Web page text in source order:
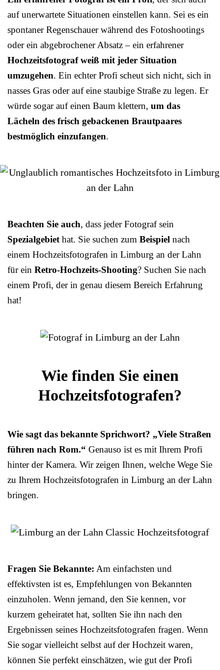
auf unerwartete Situationen einstellen kann. Sei es ein
spontaner Regenschauer während des Fotoshootings
oder ein abgebrochener Absatz – ein erfahrener
Hochzeitsfotograf weiß mit jeder Situation
umzugehen. Ein echter Profi scheut sich nicht, sich in
nasses Gras oder auf eine staubige Straße zu legen. Er
würde sogar auf einen Baum klettern, um das
Lächeln des frisch gebackenen Brautpaares
bestmöglich einzufangen.
Beachten Sie auch, dass jeder Fotograf sein
Spezialgebiethat. Sie suchen zum Beispiel nach
einem Hochzeitsfotografen in Limburg an der Lahn
für ein Retro-Hochzeits-Shooting? Suchen Sie nach
einem Profi, der in genau diesem Bereich Erfahrung
hat!
Wie finden Sie einen
Hochzeitsfotografen?
Wie sagt das bekannte Sprichwort? „Viele Straßen
führen nach Rom.“ Genauso ist es mit Ihrem Profi
hinter der Kamera. Wir zeigen Ihnen, welche Wege Sie
zu Ihrem Hochzeitsfotografen in Limburg an der Lahn
bringen.
Fragen Sie Bekannte: Am einfachsten und
effektivsten ist es, Empfehlungen von Bekannten
einzuholen. Wenn jemand, den Sie kennen, vor
kurzem geheiratet hat, sollten Sie ihn nach den
Ergebnissen seines Hochzeitsfotografen fragen. Wenn
Sie sogar vielleicht selbst auf der Hochzeit waren,
können Sie perfekt einschätzen, wie gut der Profi